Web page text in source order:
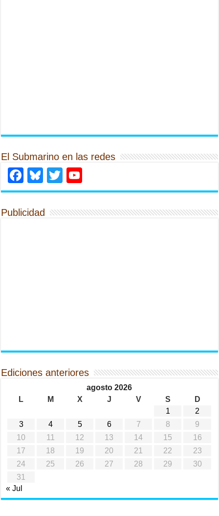
El Submarino en las redes
Facebook
Bluesky
Twitter
Publicidad
Ediciones anteriores
agosto 2026
L
M X J V S
D
1
2
3
4 5 6 7 8
9
10
11 12 13 14 15
16
17
18 19 20 21 22
23
24
25 26 27 28 29
30
31
« Jul